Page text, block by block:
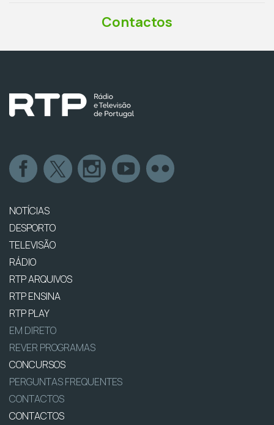
Contactos
NOTÍCIAS
DESPORTO
TELEVISÃO
RÁDIO
RTP ARQUIVOS
RTP ENSINA
RTP PLAY
EM DIRETO
REVER PROGRAMAS
CONCURSOS
PERGUNTAS FREQUENTES
CONTACTOS
CONTACTOS